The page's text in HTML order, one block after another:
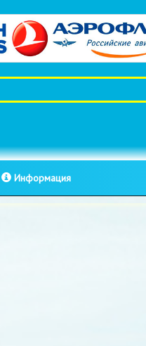
Информация